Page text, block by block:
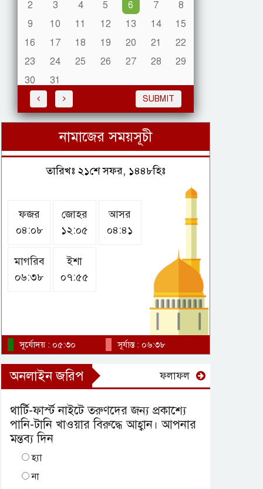
কুড়িগ্রামে সাংবাদিকের ওপর
হামলার প্রতিবাদে মানববন্ধন
অনুষ্ঠিত
জুলাই অভ্যুত্থান বৈষম্যহীন
সমাজ প্রতিষ্ঠার নতুন প্রত্যয়:
ঢাবি উপাচার্য
শেখ হাসিনাকে ফেরাতে গোপন
তৎপরতার অভিযোগে বেরোবির
এমওইউ, বাড়বে চাকরির
2
3 4 5 6 7
8
9
10 11 12 13 14
15
16
17 18 19 20 21
22
23
24 25 26 27 28
29
30
31
SUBMIT
নামাজের সময়সূচী
তারিখঃ ২১শে সফর, ১৪৪৮হিঃ
ফজর
০৪:০৮
জোহর
১২:০৫
আসর
০৪:৪১
মাগরিব
০৬:৩৮
ইশা
০৭:৫৫
সূর্যোদয় : ০৫:৩০ সূর্যাস্ত : ০৬:৩৮
অনলাইন জরিপ ফলাফল
থার্টি-ফার্স্ট নাইটে তরুণদের জন্য প্রকাশ্যে
পানি-টানি খাওয়ার বিরুদ্ধে আহ্বান। আপনার
মন্তব্য দিন
হ্যা
না